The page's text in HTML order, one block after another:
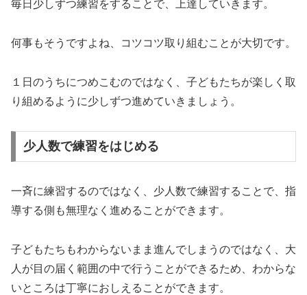
毎日少しずつ練習をすることで、上達していきます。
何事もそうですよね、コツコツ取り組むことが大切です。
１日のうちにつめこむのではなく、子どもたちが楽しく取
り組めるように少しずつ進めていきましょう。
少人数で練習をはじめる
一斉に練習するのではなく、少人数で練習することで、指
導する側も無理なく進めることができます。
子どもたちもわからないまま進んでしまうのではなく、大
人が目の届く範囲の中で行うことができるため、わからな
いところは丁寧におしえることができます。